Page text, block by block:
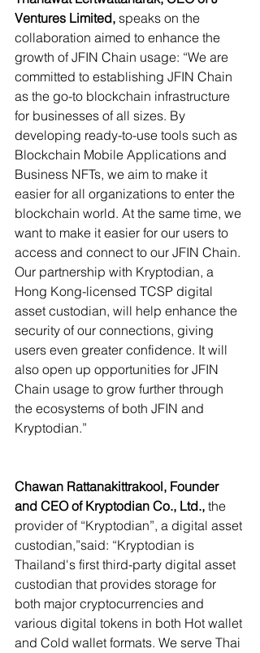
Ventures Limited, speaks on the
collaboration aimed to enhance the
growth of JFIN Chain usage: “We are
committed to establishing JFIN Chain
as the go-to blockchain infrastructure
for businesses of all sizes. By
developing ready-to-use tools such as
Blockchain Mobile Applications and
Business NFTs, we aim to make it
easier for all organizations to enter the
blockchain world. At the same time, we
want to make it easier for our users to
access and connect to our JFIN Chain.
Our partnership with Kryptodian, a
Hong Kong-licensed TCSP digital
asset custodian, will help enhance the
security of our connections, giving
users even greater confidence. It will
also open up opportunities for JFIN
Chain usage to grow further through
the ecosystems of both JFIN and
Kryptodian.”
Chawan Rattanakittrakool, Founder
and CEO of Kryptodian Co., Ltd., the
provider of “Kryptodian”, a digital asset
custodian,”said: “Kryptodian is
Thailand's first third-party digital asset
custodian that provides storage for
both major cryptocurrencies and
various digital tokens in both Hot wallet
and Cold wallet formats. We serve Thai